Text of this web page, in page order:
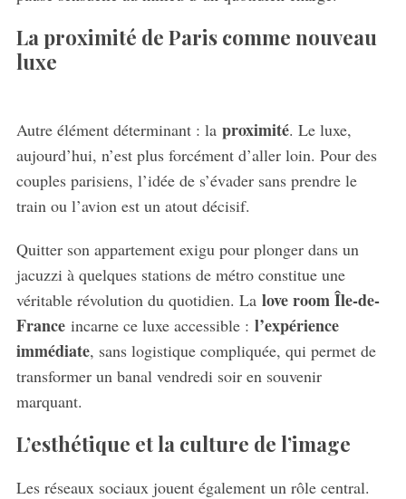
La proximité de Paris comme nouveau
luxe
Autre élément déterminant : la proximité. Le luxe,
aujourd’hui, n’est plus forcément d’aller loin. Pour des
couples parisiens, l’idée de s’évader sans prendre le
train ou l’avion est un atout décisif.
Quitter son appartement exigu pour plonger dans un
jacuzzi à quelques stations de métro constitue une
véritable révolution du quotidien. La love room Île-de-
Franceincarne ce luxe accessible : l’expérience
immédiate, sans logistique compliquée, qui permet de
transformer un banal vendredi soir en souvenir
marquant.
L’esthétique et la culture de l’image
Les réseaux sociaux jouent également un rôle central.